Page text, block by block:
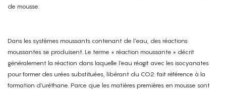
de mousse.
Dans les systèmes moussants contenant de l’eau, des réactions
moussantes se produisent. Le terme « réaction moussante » décrit
généralement la réaction dans laquelle l'eau réagit avec les isocyanates
pour former des urées substituées, libérant du CO2. fait référence à la
formation d'uréthane. Parce que les matières premières en mousse sont